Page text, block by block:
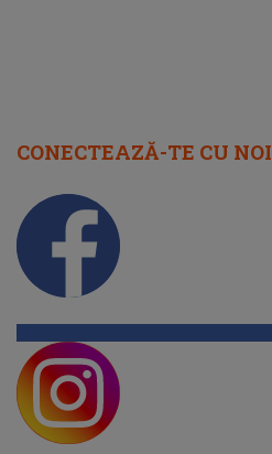
CONECTEAZĂ-TE CU NOI